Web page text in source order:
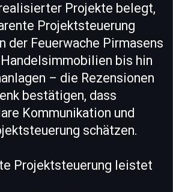
Projekte belegt,
Projektsteuerung
der Feuerwache Pirmasens
bis hin
– die Rezensionen
bestätigen, dass
Kommunikation und
schätzen.
Projektsteuerung leistet